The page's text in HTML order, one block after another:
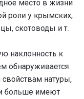
место в жизни
роли у крымских,
скотоводы и т.
наклонность к
обнаруживается
свойствам натуры,
больше имеют